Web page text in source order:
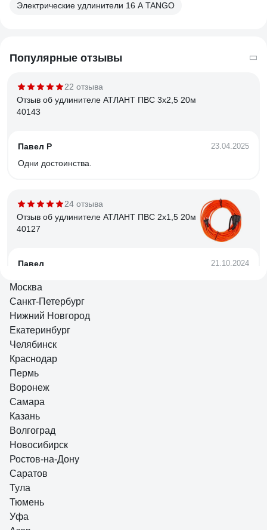
Электрические удлинители 16 А TANGO
Популярные отзывы
22 отзыва
Отзыв об удлинителе АТЛАНТ ПВС 3х2,5 20м
40143
Павел Р 23.04.2025
Одни достоинства.
24 отзыва
Отзыв об удлинителе АТЛАНТ ПВС 2х1,5 20м
40127
Павел 21.10.2024
температурах, разъём закрывается гермокрышкой.
13 отзывов
Отзыв об удлинителе Гарнизон EL-NB-G3-W-
2 3р 10А 2м с/з с выкл.
татьяна гуреева
Хороший
Москва
Санкт-Петербург
Нижний Новгород
Екатеринбург
Челябинск
Краснодар
Пермь
Воронеж
Самара
Казань
Волгоград
Новосибирск
Ростов-на-Дону
Саратов
Тула
Тюмень
Уфа